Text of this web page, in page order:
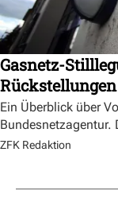
Gasnetz-
Ein Überblick über
Bundesnetzagentur.
ZFK Redaktion